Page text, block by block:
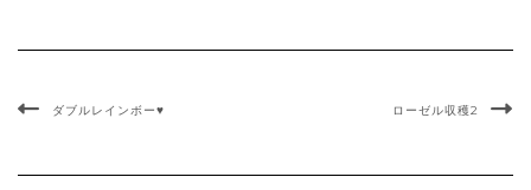
ダブルレインボー♥ ローゼル収穫2